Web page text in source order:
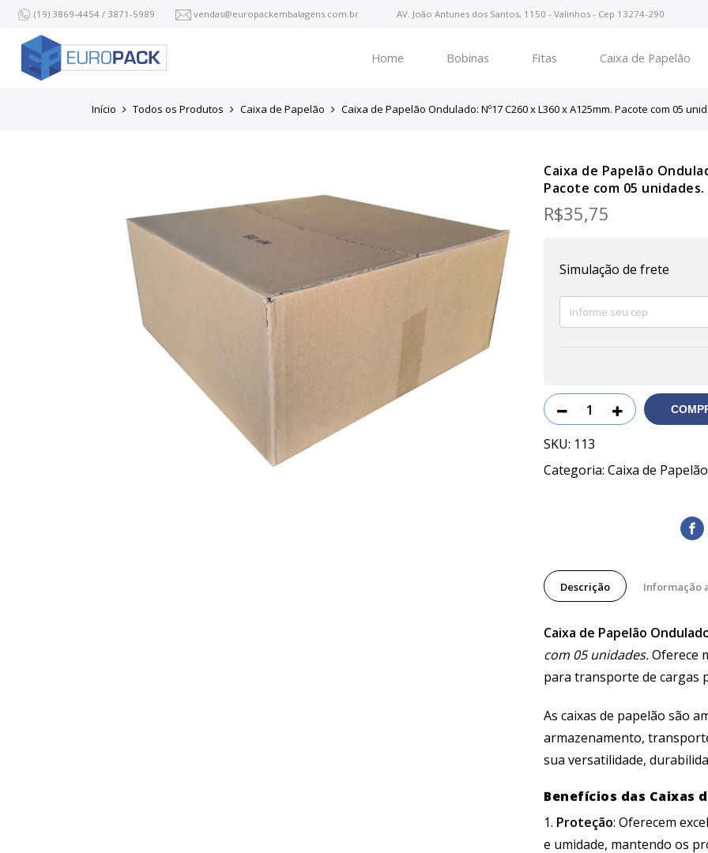
(19) 3869-4454 / 3871-5989 vendas@europackembalagens.com.br AV. João Antunes dos Santos, 1150 - Valinhos - Cep 13274-290
Home Bobinas Fitas Caixa de Papelão
Início Todos os Produtos Caixa de Papelão Caixa de Papelão Ondulado: Nº17 C260 x L360 x A125mm. Pacote com 05
Caixa de Papelão
Pacote com 05 unidades.
R$35,75
Simulação de frete
SKU: 113
Categoria: Caixa de Papelão
Descrição Informação
Caixa de Papelão
com 05 unidades.Oferece
para transporte de cargas
As caixas de papelão são
armazenamento,
sua versatilidade,
Benefícios das Caixas
Proteção: Oferecem
e umidade, mantendo os